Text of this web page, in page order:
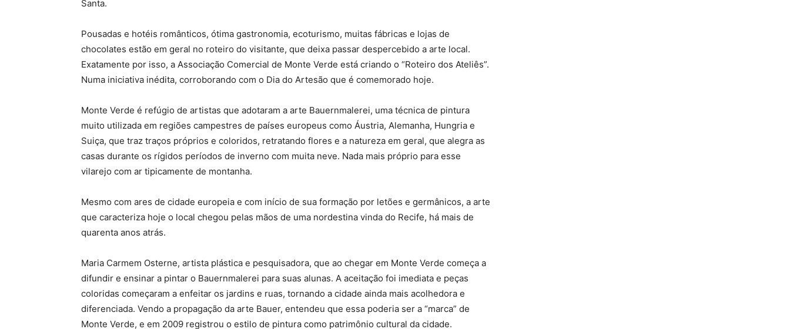
Santa.
Pousadas e hotéis românticos, ótima gastronomia, ecoturismo, muitas fábricas e lojas de
chocolates estão em geral no roteiro do visitante, que deixa passar despercebido a arte local.
Exatamente por isso, a Associação Comercial de Monte Verde está criando o “Roteiro dos Ateliês”.
Numa iniciativa inédita, corroborando com o Dia do Artesão que é comemorado hoje.
Monte Verde é refúgio de artistas que adotaram a arte Bauernmalerei, uma técnica de pintura
muito utilizada em regiões campestres de países europeus como Áustria, Alemanha, Hungria e
Suiça, que traz traços próprios e coloridos, retratando flores e a natureza em geral, que alegra as
casas durante os rígidos períodos de inverno com muita neve. Nada mais próprio para esse
vilarejo com ar tipicamente de montanha.
Mesmo com ares de cidade europeia e com início de sua formação por letões e germânicos, a arte
que caracteriza hoje o local chegou pelas mãos de uma nordestina vinda do Recife, há mais de
quarenta anos atrás.
Maria Carmem Osterne, artista plástica e pesquisadora, que ao chegar em Monte Verde começa a
difundir e ensinar a pintar o Bauernmalerei para suas alunas. A aceitação foi imediata e peças
coloridas começaram a enfeitar os jardins e ruas, tornando a cidade ainda mais acolhedora e
diferenciada. Vendo a propagação da arte Bauer, entendeu que essa poderia ser a “marca” de
Monte Verde, e em 2009 registrou o estilo de pintura como patrimônio cultural da cidade.